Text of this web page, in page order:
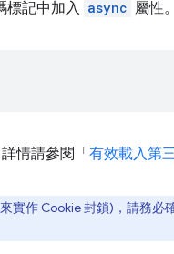
標記中加入 async 屬性。
情請參閱「 有效載入第
實作 Cookie 封鎖)，請務必